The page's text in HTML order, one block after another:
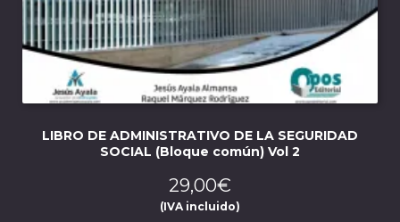
LIBRO DE ADMINISTRATIVO DE LA SEGURIDAD
SOCIAL (Bloque común) Vol 2
29,00€
(IVA incluido)